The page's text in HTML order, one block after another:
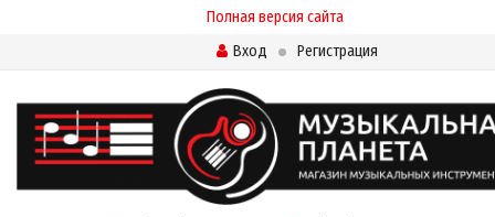
Полная версия сайта
Вход
Регистрация